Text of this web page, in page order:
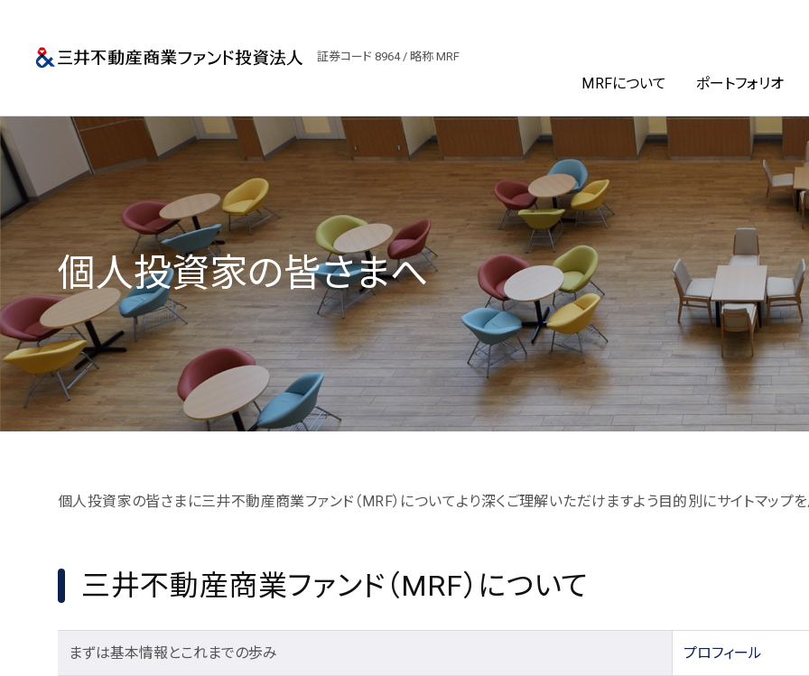
証券コード 8964 / 略称 MRF
MRFについて ポートフォリオ
個人投資家の皆さまへ
個人投資家の皆さまに三井不動産商業ファンド（MRF）についてより深くご理解いただけますよう目的別にサイトマップを
三井不動産商業ファンド（MRF）について
まずは基本情報とこれまでの歩み プロフィール